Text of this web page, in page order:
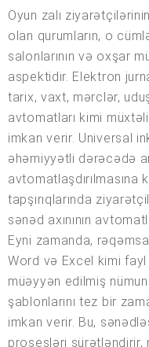
Oyun zalı
olan qurumların, o
salonlarının və oxşar
aspektidir. Elektron
tarix, vaxt, mərclər,
avtomatları kimi
imkan verir. Universal
əhəmiyyətli dərəcədə
tapşırıqlarında
sənəd axınının
Eyni zamanda,
Word və Excel kimi
müəyyən edilmiş
şablonlarını tez bir
imkan verir. Bu,
prosesləri sürətləndirir,